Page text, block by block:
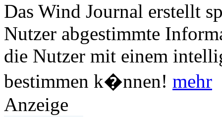
Das Wind Journal erstellt
Nutzer abgestimmte
die Nutzer mit einem
bestimmen k�nnen! mehr
Anzeige